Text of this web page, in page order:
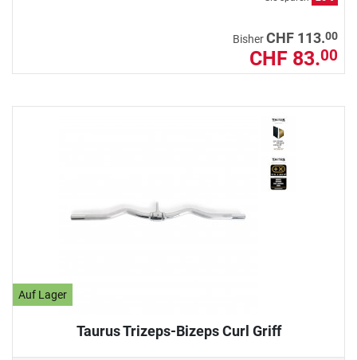
BisherCHF 113.00
CHF 83.00
Auf Lager
Taurus Trizeps-Bizeps Curl Griff